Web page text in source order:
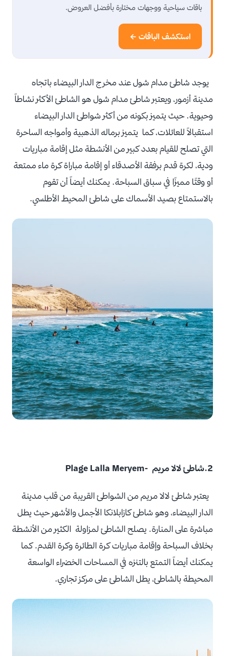
باقات سياحية ووجهات مختارة بأفضل العروض.
استكشف الباقات ←
يوجد شاطئ مدام شول عند مخرج الدار البيضاء باتجاه
مدينة أزمور، ويعتبر شاطئ مدام شول هو الشاطئ الأكثر نشاطاً
وحيوية. حيثيتميز بكونه من أكثر شواطئ الدار البيضاء
استقبالاً للعائلات،كما يتميز برماله الذهبية وأمواجه الساحرة
التي تصلح للقيام بعدد كبير من الأنشطة مثل إقامة مباريات
ودية، لكرة قدم برفقة الأصدقاء أو إقامة مباراة كرة ماء ممتعة
أو وقتًا مميزًا في سباق السباحة. يمكنك أيضاً أن تقوم
بالاستمتاع بصيد الأسماك على شاطئ المحيط الأطلسي.
2.شاطئ لالا مريم - ‪Plage Lalla Meryem‬
يعتبر شاطئ لالا مريم من الشواطئ القريبة من قلب مدينة
الدار البيضاء، وهو شاطئ كازابلانكا الأجمل والأشهر حيث يطل
مباشرة على المنارة. يصلح الشاطئ لمزاولة الكثير من الأنشطة
بخلاف السباحة وإقامة مباريات كرة الطائرة وكرة القدم. كما
يمكنك أيضاً التمتع بالتنزه في المساحات الخضراء الواسعة
المحيطة بالشاطئ، يطل الشاطئ على مركز تجاري.